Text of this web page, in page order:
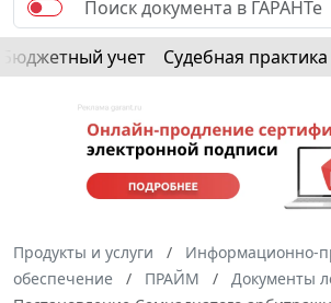
Бюджетный учет Судебная практика
Продукты и услуги
Информационно-
обеспечение
ПРАЙМ
Документы